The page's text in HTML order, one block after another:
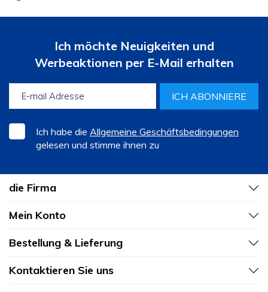
Ich möchte Neuigkeiten und
Werbeaktionen per E-Mail erhalten
ICH ABONNIERE
Ich habe die Allgemeine Geschäftsbedingungen
gelesen und stimme ihnen zu
die Firma
Mein Konto
Bestellung & Lieferung
Kontaktieren Sie uns